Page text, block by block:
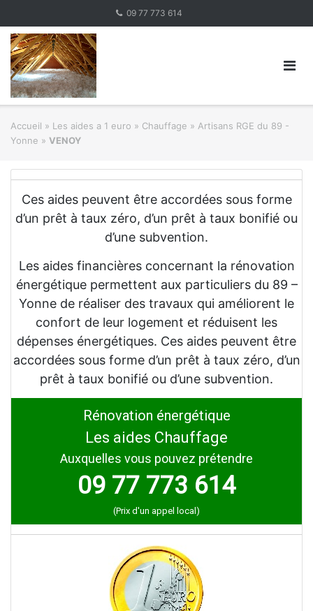
content
09 77 773 614
Accueil » Les aides a 1 euro » Chauffage » Artisans RGE du 89 -
Yonne » VENOY
Ces aides peuvent être accordées sous forme
d’un prêt à taux zéro, d’un prêt à taux bonifié ou
d’une subvention.
Les aides financières concernant la rénovation
énergétique permettent aux particuliers du 89 –
Yonne de réaliser des travaux qui améliorent le
confort de leur logement et réduisent les
dépenses énergétiques. Ces aides peuvent être
accordées sous forme d’un prêt à taux zéro, d’un
prêt à taux bonifié ou d’une subvention.
Rénovation énergétique
Les aides Chauffage
Auxquelles vous pouvez prétendre
09 77 773 614
(Prix d'un appel local)